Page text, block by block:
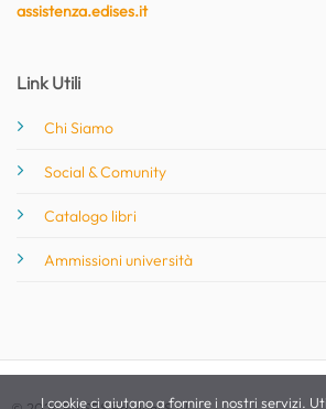
assistenza.edises.it
Link Utili
Chi Siamo
Social & Comunity
Catalogo libri
Ammissioni università
I cookie ci aiutano a fornire i nostri servizi.